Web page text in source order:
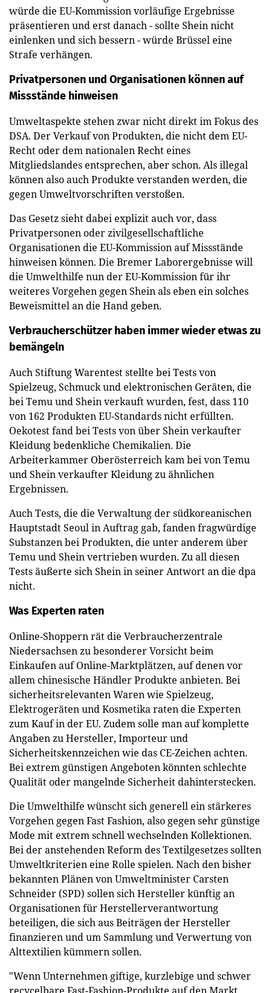
würde die EU-Kommission vorläufige Ergebnisse
präsentieren und erst danach - sollte Shein nicht
einlenken und sich bessern - würde Brüssel eine
Strafe verhängen.
Privatpersonen und Organisationen können auf
Missstände hinweisen
Umweltaspekte stehen zwar nicht direkt im Fokus des
DSA. Der Verkauf von Produkten, die nicht dem EU-
Recht oder dem nationalen Recht eines
Mitgliedslandes entsprechen, aber schon. Als illegal
können also auch Produkte verstanden werden, die
gegen Umweltvorschriften verstoßen.
Das Gesetz sieht dabei explizit auch vor, dass
Privatpersonen oder zivilgesellschaftliche
Organisationen die EU-Kommission auf Missstände
hinweisen können. Die Bremer Laborergebnisse will
die Umwelthilfe nun der EU-Kommission für ihr
weiteres Vorgehen gegen Shein als eben ein solches
Beweismittel an die Hand geben.
Verbraucherschützer haben immer wieder etwas zu
bemängeln
Auch Stiftung Warentest stellte bei Tests von
Spielzeug, Schmuck und elektronischen Geräten, die
bei Temu und Shein verkauft wurden, fest, dass 110
von 162 Produkten EU-Standards nicht erfüllten.
Oekotest fand bei Tests von über Shein verkaufter
Kleidung bedenkliche Chemikalien. Die
Arbeiterkammer Oberösterreich kam bei von Temu
und Shein verkaufter Kleidung zu ähnlichen
Ergebnissen.
Auch Tests, die die Verwaltung der südkoreanischen
Hauptstadt Seoul in Auftrag gab, fanden fragwürdige
Substanzen bei Produkten, die unter anderem über
Temu und Shein vertrieben wurden. Zu all diesen
Tests äußerte sich Shein in seiner Antwort an die dpa
nicht.
Was Experten raten
Online-Shoppern rät die Verbraucherzentrale
Niedersachsen zu besonderer Vorsicht beim
Einkaufen auf Online-Marktplätzen, auf denen vor
allem chinesische Händler Produkte anbieten. Bei
sicherheitsrelevanten Waren wie Spielzeug,
Elektrogeräten und Kosmetika raten die Experten
zum Kauf in der EU. Zudem solle man auf komplette
Angaben zu Hersteller, Importeur und
Sicherheitskennzeichen wie das CE-Zeichen achten.
Bei extrem günstigen Angeboten könnten schlechte
Qualität oder mangelnde Sicherheit dahinterstecken.
Die Umwelthilfe wünscht sich generell ein stärkeres
Vorgehen gegen Fast Fashion, also gegen sehr günstige
Mode mit extrem schnell wechselnden Kollektionen.
Bei der anstehenden Reform des Textilgesetzes sollten
Umweltkriterien eine Rolle spielen. Nach den bisher
bekannten Plänen von Umweltminister Carsten
Schneider (SPD) sollen sich Hersteller künftig an
Organisationen für Herstellerverantwortung
beteiligen, die sich aus Beiträgen der Hersteller
finanzieren und um Sammlung und Verwertung von
Alttextilien kümmern sollen.
"Wenn Unternehmen giftige, kurzlebige und schwer